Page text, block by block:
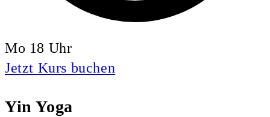
Mo 18 Uhr
Jetzt Kurs buchen
Yin Yoga